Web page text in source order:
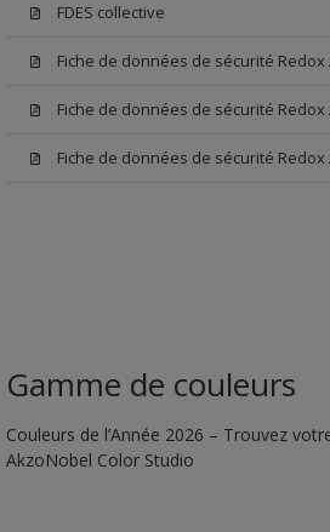
FDES collective
Fiche de données de sécurité Redox
Fiche de données de sécurité Redox
Fiche de données de sécurité Redox
Gamme de couleurs
Couleurs de l’Année 2026 – Trouvez
AkzoNobel Color Studio